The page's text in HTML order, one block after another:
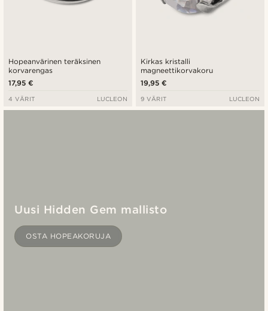
Hopeanvärinen teräksinen
korvarengas
17,95 €
4 VÄRIT LUCLEON
Kirkas kristalli
magneettikorvakoru
19,95 €
9 VÄRIT LUCLEON
Uusi Hidden Gem mallisto
OSTA HOPEAKORUJA